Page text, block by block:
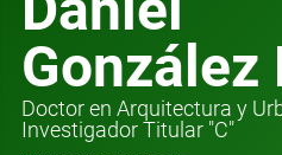
González
Doctor en Arquitectura y
Investigador Titular "C"